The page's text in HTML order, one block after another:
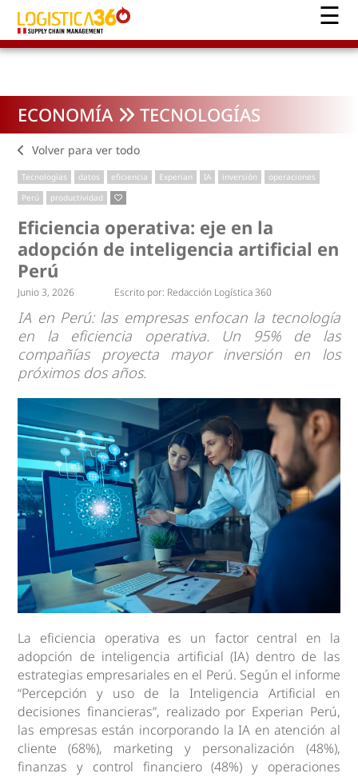
ECONOMÍA TECNOLOGÍAS
Volver para ver todo
Tecnologías datos eficiencia Experian IA inversión
operaciones
Perú
productividad
Eficiencia operativa: eje en la
adopción de inteligencia artificial en
Perú
Junio 3, 2026 Escrito por: Redacción Logística 360
IA en Perú: las empresas enfocan la tecnología
en la eficiencia operativa. Un 95% de las
compañías proyecta mayor inversión en los
próximos dos años.
La eficiencia operativa es un factor central en la
adopción de inteligencia artificial (IA) dentro de las
estrategias empresariales en el Perú. Según el informe
“Percepción y uso de la Inteligencia Artificial en
decisiones financieras”, realizado por Experian Perú,
las empresas están incorporando la IA en atención al
cliente (68%), marketing y personalización (48%),
finanzas y control financiero (48%) y operaciones